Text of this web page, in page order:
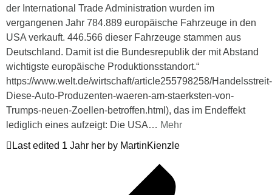
der International Trade Administration wurden im
vergangenen Jahr 784.889 europäische Fahrzeuge in den
USA verkauft. 446.566 dieser Fahrzeuge stammen aus
Deutschland. Damit ist die Bundesrepublik der mit Abstand
wichtigste europäische Produktionsstandort.“
https://www.welt.de/wirtschaft/article255798258/Handelsstreit-
Diese-Auto-Produzenten-waeren-am-staerksten-von-
Trumps-neuen-Zoellen-betroffen.html), das im Endeffekt
lediglich eines aufzeigt: Die USA… Mehr
Last edited 1 Jahr her by MartinKienzle